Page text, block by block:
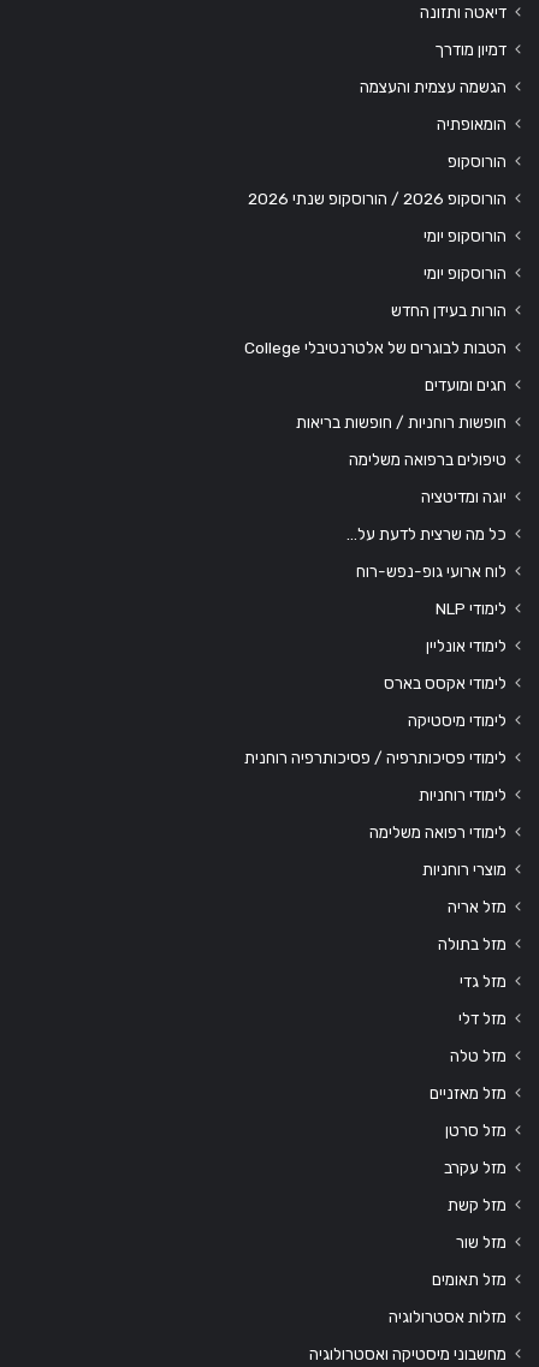
דיאטה ותזונה
דמיון מודרך
הגשמה עצמית והעצמה
הומאופתיה
הורוסקופ
הורוסקופ 2026 / הורוסקופ שנתי 2026
הורוסקופ יומי
הורוסקופ יומי
הורות בעידן החדש
הטבות לבוגרים של אלטרנטיבלי College
חגים ומועדים
חופשות רוחניות / חופשות בריאות
טיפולים ברפואה משלימה
יוגה ומדיטציה
כל מה שרצית לדעת על…
לוח ארועי גופ-נפש-רוח
לימודי NLP
לימודי אונליין
לימודי אקסס בארס
לימודי מיסטיקה
לימודי פסיכותרפיה / פסיכותרפיה רוחנית
לימודי רוחניות
לימודי רפואה משלימה
מוצרי רוחניות
מזל אריה
מזל בתולה
מזל גדי
מזל דלי
מזל טלה
מזל מאזניים
מזל סרטן
מזל עקרב
מזל קשת
מזל שור
מזל תאומים
מזלות אסטרולוגיה
מחשבוני מיסטיקה ואסטרולוגיה